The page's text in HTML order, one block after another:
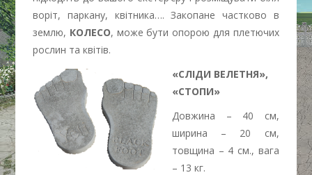
воріт, паркану, квітника…. Закопане частково в
землю, КОЛЕСО, може бути опорою для плетючих
рослин та квітів.
«СЛІДИ ВЕЛЕТНЯ»,
«СТОПИ»
Довжина – 40 см,
ширина – 20 см,
товщина – 4 см., вага
– 13 кг.